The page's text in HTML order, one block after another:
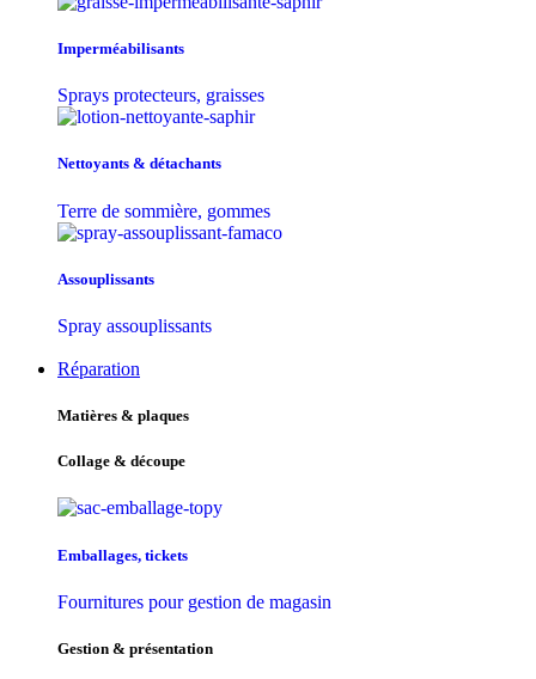
Imperméabilisants
Sprays protecteurs, graisses
Nettoyants & détachants
Terre de sommière, gommes
Assouplissants
Spray assouplissants
Réparation
Matières & plaques
Collage & découpe
Emballages, tickets
Fournitures pour gestion de magasin
Gestion & présentation